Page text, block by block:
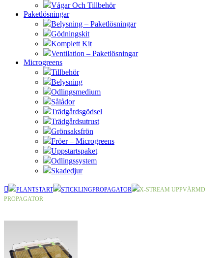
Vågar Och Tillbehör
Paketlösningar
Belysning – Paketlösningar
Gödningskit
Komplett Kit
Ventilation – Paketlösningar
Microgreens
Tillbehör
Belysning
Odlingsmedium
Sålådor
Trädgårdsgödsel
Trädgårdsutrust
Grönsaksfrön
Fröer – Microgreens
Uppstartspaket
Odlingssystem
Skadedjur
PLANTSTART STICKLINGPROPAGATOR
X-STREAM UPPVÄRMD
PROPAGATOR